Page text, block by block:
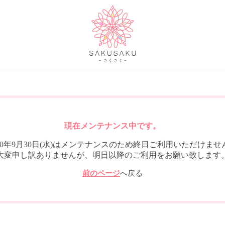
現在メンテナンス中です。
年9月30日(水)はメンテナンスのため終日ご利用いただけませ
変申し訳ありませんが、明日以降のご利用をお願い致します
前のページへ戻る